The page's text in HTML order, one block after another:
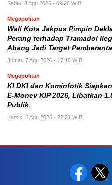
Sabtu, 8 Agu 2026 - 09:26 WIB
Megapolitan
Wali Kota Jakpus Pimpin
Perang terhadap Tramadol
Abang Jadi Target
Jumat, 7 Agu 2026 - 17:15 WIB
Megapolitan
KI DKI dan Kominfotik
E-Monev KIP 2026, Libatkan
Publik
Kamis, 6 Agu 2026 - 22:21 WIB